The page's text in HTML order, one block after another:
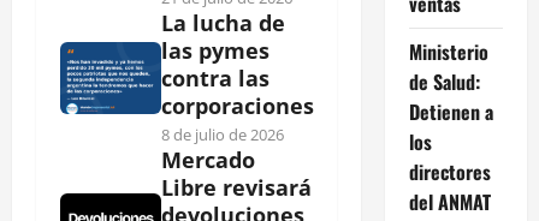
La lucha de
las pymes
contra las
corporaciones
8 de julio de 2026
Mercado
Libre revisará
devoluciones
Ministerio
de Salud:
Detienen a
los
directores
del ANMAT